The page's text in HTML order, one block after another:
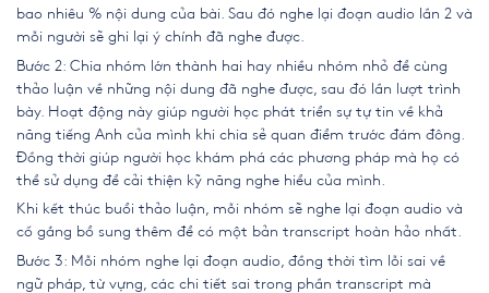
bao nhiêu % nội dung của bài. Sau đó nghe lại đoạn audio lần 2 và
mỗi người sẽ ghi lại ý chính đã nghe được.
Bước 2: Chia nhóm lớn thành hai hay nhiều nhóm nhỏ để cùng
thảo luận về những nội dung đã nghe được, sau đó lần lượt trình
bày. Hoạt động này giúp người học phát triển sự tự tin về khả
năng tiếng Anh của mình khi chia sẻ quan điểm trước đám đông.
Đồng thời giúp người học khám phá các phương pháp mà họ có
thể sử dụng để cải thiện kỹ năng nghe hiểu của mình.
Khi kết thúc buổi thảo luận, mỗi nhóm sẽ nghe lại đoạn audio và
cố gắng bổ sung thêm để có một bản transcript hoàn hảo nhất.
Bước 3: Mỗi nhóm nghe lại đoạn audio, đồng thời tìm lỗi sai về
ngữ pháp, từ vựng, các chi tiết sai trong phần transcript mà